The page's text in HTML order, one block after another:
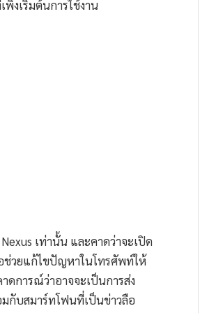
งเริ่มต้นการใช้งาน
เท่านั้น และคาดว่าจะเปิด
ช่วยแก้ไขปัญหาในโทรศัพท์ให้
ดการณ์ว่าอาจจะเป็นการส่ง
กับสมาร์ทโฟนที่เป็นข่าวลือ